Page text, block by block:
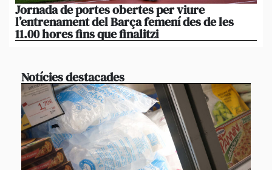
Jornada de portes obertes per viure
l’entrenament del Barça femení des de les
11.00 hores fins que finalitzi
Notícies destacades